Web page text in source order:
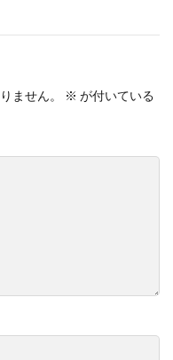
ません。 ※ が付いている